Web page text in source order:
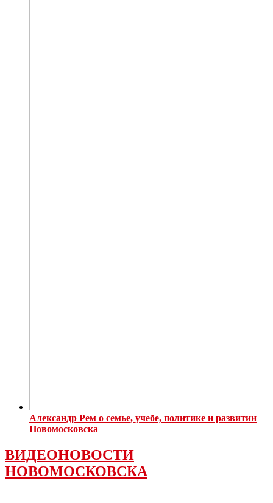
Александр Рем о семье, учебе, политике и развитии
Новомосковска
ВИДЕОНОВОСТИ
НОВОМОСКОВСКА